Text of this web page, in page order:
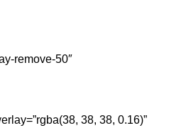
remove-50″
38, 38, 0.16)”